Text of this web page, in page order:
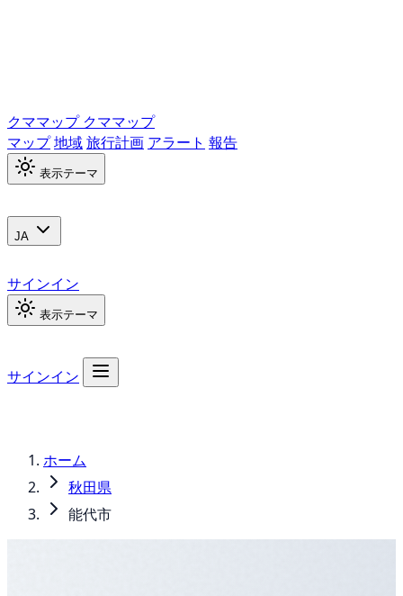
クママップ クママップ
マップ地域旅行計画 アラート 報告
表示テーマ
JA
サインイン
表示テーマ
サインイン
ホーム
秋田県
能代市